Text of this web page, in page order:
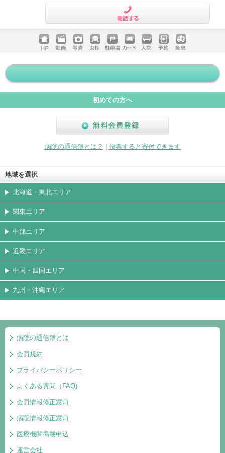
ホームペ
ージ
動画 写真 女医 駐車場
クレジッ
トカード
入院 予約 急患
初めての方へ
病院の通信簿とは？
投票すると寄付できます
地域を選択
北海道・東北エリア
関東エリア
中部エリア
近畿エリア
中国・四国エリア
九州・沖縄エリア
病院の通信簿とは
会員規約
プライバシーポリシー
よくある質問（FAQ)
会員情報修正窓口
病院情報修正窓口
医療機関掲載申込
運営会社